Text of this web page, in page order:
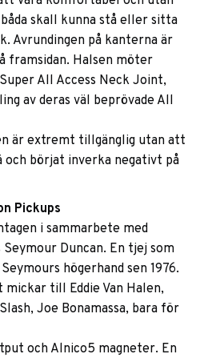
skall kunna stå eller sitta
Avrundingen på kanterna är
framsidan. Halsen möter
All Access Neck Joint,
av deras väl beprövade All
är extremt tillgänglig utan att
börjat inverka negativt på
Pickups
i sammarbete med
Duncan. En tjej som
högerhand sen 1976.
till Eddie Van Halen,
Joe Bonamassa, bara för
och Alnico5 magneter. En